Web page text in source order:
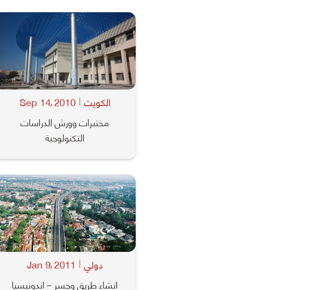
Sep 14,2010 الكويت
مختبرات وورش الدراسات
التكنولوجية
Jan 9,2011 دولي
انشاء طريق وجسر – اندونيسيا